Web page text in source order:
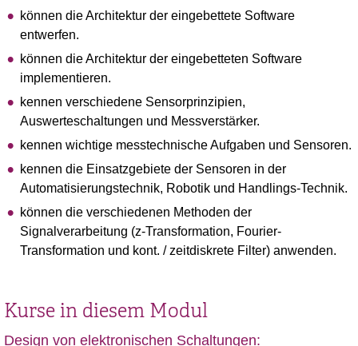
können die Architektur der eingebettete Software
entwerfen.
können die Architektur der eingebetteten Software
implementieren.
kennen verschiedene Sensorprinzipien,
Auswerteschaltungen und Messverstärker.
kennen wichtige messtechnische Aufgaben und Sensoren.
kennen die Einsatzgebiete der Sensoren in der
Automatisierungstechnik, Robotik und Handlings-Technik.
können die verschiedenen Methoden der
Signalverarbeitung (z-Transformation, Fourier-
Transformation und kont. / zeitdiskrete Filter) anwenden.
Kurse in diesem Modul
Design von elektronischen Schaltungen: